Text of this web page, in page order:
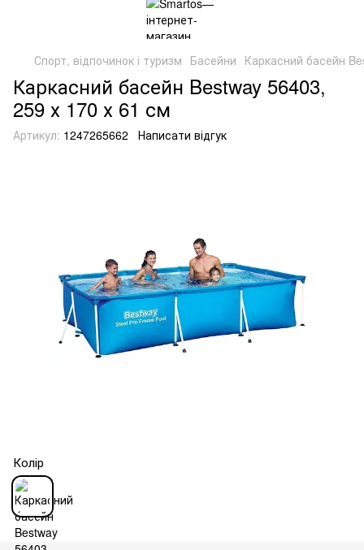
Спорт, відпочинок і туризм Басейни Каркасний басейн
Каркасний басейн Bestway 56403,
259 х 170 х 61 см
Артикул: 1247265662 Написати відгук
Колір